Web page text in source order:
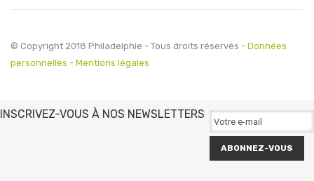
© Copyright 2018 Philadelphie - Tous droits réservés - Données
personnelles - Mentions légales
INSCRIVEZ-VOUS À NOS NEWSLETTERS
ABONNEZ-VOUS